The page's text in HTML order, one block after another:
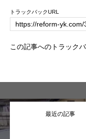
トラックバックURL
この記事へのトラック
最近の記事